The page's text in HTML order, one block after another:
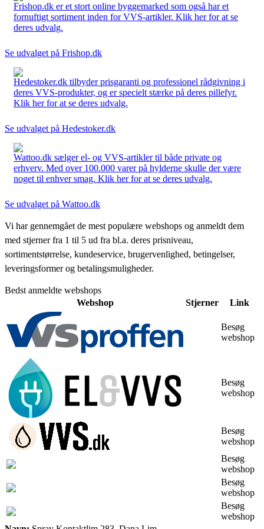
Frishop.dk er et stort online byggemarked som også har et
fornuftigt sortiment inden for VVS-artikler. Klik her for at se
deres udvalg.
Se udvalget på Frishop.dk
Hedestoker.dk tilbyder prisgaranti og professionel rådgivning i
deres VVS-produkter, og er specielt stærke på deres pillefyr.
Klik her for at se deres udvalg.
Se udvalget på Hedestoker.dk
Wattoo.dk sælger el- og VVS-artikler til både private og
erhverv. Med over 100.000 varer på hylderne skulle der være
noget til enhver smag. Klik her for at se deres udvalg.
Se udvalget på Wattoo.dk
Vi har gennemgået de mest populære webshops og anmeldt dem
med stjerner fra 1 til 5 ud fra bl.a. deres prisniveau,
sortimentstørrelse, kundeservice, brugervenlighed, betingelser,
leveringsformer og betalingsmuligheder.
Bedst anmeldte webshops
Webshop
Stjerner Link
Besøg
webshop
Besøg
webshop
Besøg
webshop
Besøg
webshop
Besøg
webshop
Besøg
webshop